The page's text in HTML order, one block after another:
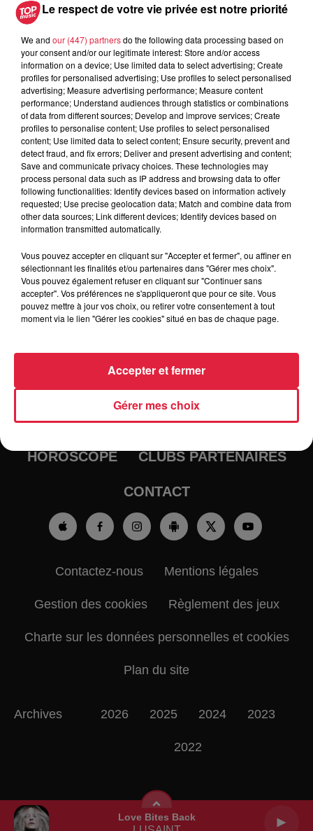
Love Bites Back
Organisateur
0681979821
andre.woelfli@wanadoo.fr
Tarif Gratuit
Marché aux puces à Maisonsgoutte le 10 juin 10 euros les 5
mètres + 1 euros supplémentaires Réservations au 06 81 97
98 21 Petite restauration sur place
RADIO INFOS
TRAQUEURS D'EMPLOI CASTING
JEUX AGENDA PODCASTS
HOROSCOPE CLUBS PARTENAIRES
CONTACT
Contactez-nous Mentions légales
Gestion des cookies Règlement des jeux
Charte sur les données personnelles et cookies
Plan du site
Archives 2026 2025 2024 2023
2022
Le respect de votre vie privée est notre priorité
We and our (447) partnersdo the following data processing based on
your consent and/or our legitimate interest: Store and/or access
information on a device; Use limited data to select advertising; Create
profiles for personalised advertising; Use profiles to select personalised
advertising; Measure advertising performance; Measure content
performance; Understand audiences through statistics or combinations
of data from different sources; Develop and improve services; Create
profiles to personalise content; Use profiles to select personalised
content; Use limited data to select content; Ensure security, prevent and
detect fraud, and fix errors; Deliver and present advertising and content;
Save and communicate privacy choices. These technologies may
process personal data such as IP address and browsing data to offer
following functionalities: Identify devices based on information actively
requested; Use precise geolocation data; Match and combine data from
other data sources; Link different devices; Identify devices based on
information transmitted automatically.
Vous pouvez accepter en cliquant sur "Accepter et fermer", ou affiner en
sélectionnant les finalités et/ou partenaires dans "Gérer mes choix".
Vous pouvez également refuser en cliquant sur "Continuer sans
accepter". Vos préférences ne s'appliqueront que pour ce site. Vous
pouvez mettre à jour vos choix, ou retirer votre consentement à tout
moment via le lien "Gérer les cookies" situé en bas de chaque page.
Gérer mes choix
Accepter et fermer